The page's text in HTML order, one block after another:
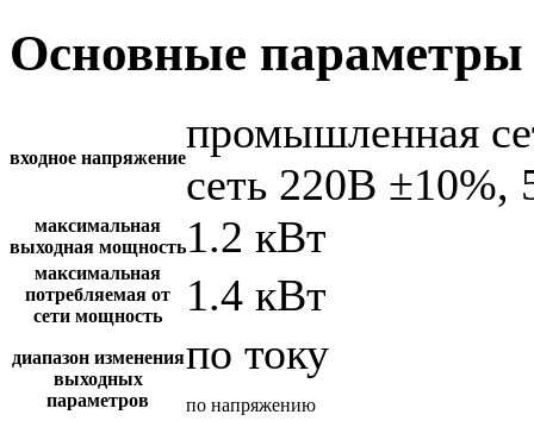
Основные параметры
входное напряжение
промышленная
сеть 220В ±10%,
максимальная
выходная мощность1.2 кВт
максимальная
потребляемая от
сети мощность
1.4 кВт
диапазон изменения
выходных
параметров
по току
по напряжению